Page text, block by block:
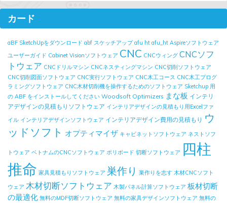
カード
aBF SketchUpをダウンロード abf スケッチアップ afu ht afu_ht Aspireソフトウェア
ユーザーガイド Cabinet Visionソフトウェア CNC CNCウィング CNCソフ
トウェア CNCドリルマシン CNCネスティングマシン CNC切削ソフトウェア
CNC切削図面ソフトウェア CNC実行ソフトウェア CNC木工コース CNC木工プログ
ラミングソフトウェア CNC木材切削機を操作するためのソフトウェア Sketchup 用
の ABF をインストールしてください Woodsoft Optimizers まな板 インテリ
アデザインの見積もりソフトウェア インテリアデザインの見積もり用Excelファ
イル インテリアデザインソフトウェア インテリアデザイン費用の見積もり ウ
ッドソフト オプティマイザ キャビネットソフトウェア ネストソフ
トウェア ベトナムのCNCソフトウェア ポリボード 切断ソフトウェア 四柱
推命 家具見積もりソフトウェア 巣作り 巣作りを志す 木材CNCソフト
ウェア 木材切断ソフトウェア 木製パネル計算ソフトウェア 板材切断
の最適化 無料のMDF切断ソフトウェア 無料の家具デザインソフトウェア 無料の